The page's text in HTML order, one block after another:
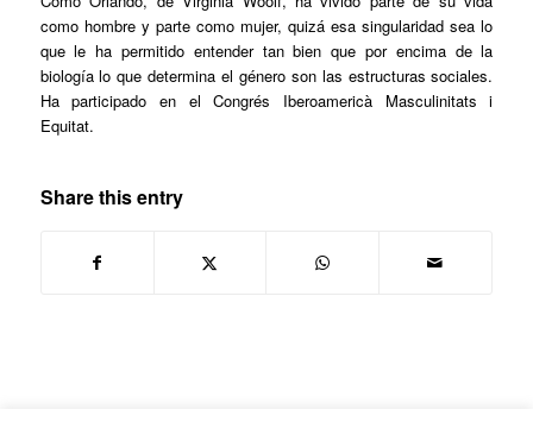
como hombre y parte como mujer, quizá esa singularidad sea lo
que le ha permitido entender tan bien que por encima de la
biología lo que determina el género son las estructuras sociales.
Ha participado en el Congrés Iberoamericà Masculinitats i
Equitat.
Share this entry